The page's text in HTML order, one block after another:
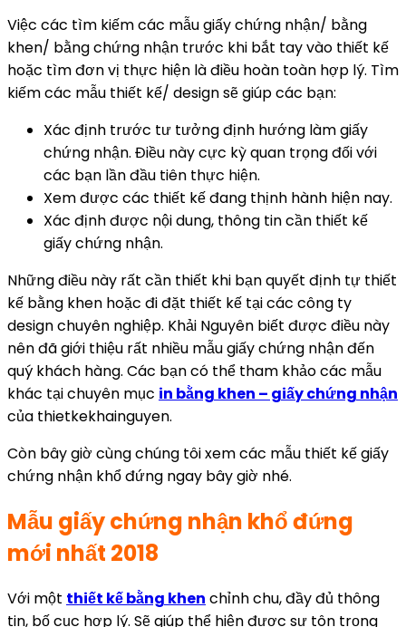
Việc các tìm kiếm các mẫu giấy chứng nhận/ bằng
khen/ bằng chứng nhận trước khi bắt tay vào thiết kế
hoặc tìm đơn vị thực hiện là điều hoàn toàn hợp lý. Tìm
kiếm các mẫu thiết kế/ design sẽ giúp các bạn:
Xác định trước tư tưởng định hướng làm giấy
chứng nhận. Điều này cực kỳ quan trọng đối với
các bạn lần đầu tiên thực hiện.
Xem được các thiết kế đang thịnh hành hiện nay.
Xác định được nội dung, thông tin cần thiết kế
giấy chứng nhận.
Những điều này rất cần thiết khi bạn quyết định tự thiết
kế bằng khen hoặc đi đặt thiết kế tại các công ty
design chuyên nghiệp. Khải Nguyên biết được điều này
nên đã giới thiệu rất nhiều mẫu giấy chứng nhận đến
quý khách hàng. Các bạn có thể tham khảo các mẫu
khác tại chuyên mục in bằng khen – giấy chứng nhận
của thietkekhainguyen.
Còn bây giờ cùng chúng tôi xem các mẫu thiết kế giấy
chứng nhận khổ đứng ngay bây giờ nhé.
Mẫu giấy chứng nhận khổ đứng
mới nhất 2018
Với một thiết kế bằng khen chỉnh chu, đầy đủ thông
tin, bố cục hợp lý. Sẽ giúp thể hiện được sự tôn trọng